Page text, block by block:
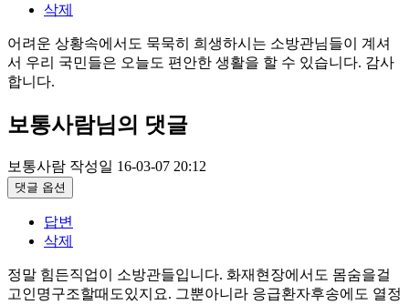
삭제
어려운 상황속에서도 묵묵히 희생하시는 소방관님들이 계셔
서 우리 국민들은 오늘도 편안한 생활을 할 수 있습니다. 감사
합니다.
보통사람님의 댓글
보통사람 작성일 16-03-07 20:12
댓글 옵션
답변
삭제
정말 힘든직업이 소방관들입니다. 화재현장에서도 몸숨을걸
고인명구조할때도있지요. 그뿐아니라 응급환자후송에도 열정